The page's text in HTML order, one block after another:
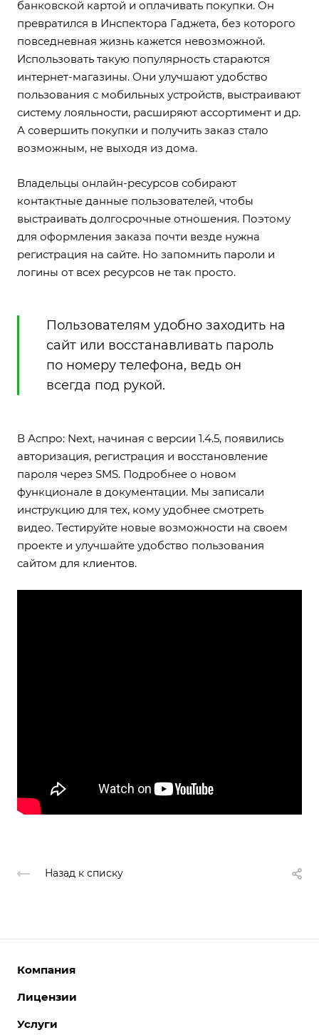
банковской картой и оплачивать покупки. Он
превратился в Инспектора Гаджета, без которого
повседневная жизнь кажется невозможной.
Использовать такую популярность стараются
интернет-магазины. Они улучшают удобство
пользования с мобильных устройств, выстраивают
систему лояльности, расширяют ассортимент и др.
А совершить покупки и получить заказ стало
возможным, не выходя из дома.
Владельцы онлайн-ресурсов собирают
контактные данные пользователей, чтобы
выстраивать долгосрочные отношения. Поэтому
для оформления заказа почти везде нужна
регистрация на сайте. Но запомнить пароли и
логины от всех ресурсов не так просто.
Пользователям удобно заходить на
сайт или восстанавливать пароль
по номеру телефона, ведь он
всегда под рукой.
В Аспро: Next, начиная с версии 1.4.5, появились
авторизация, регистрация и восстановление
пароля через SMS. Подробнее о новом
функционале в документации. Мы записали
инструкцию для тех, кому удобнее смотреть
видео. Тестируйте новые возможности на своем
проекте и улучшайте удобство пользования
сайтом для клиентов.
Назад к списку
Компания
О компании
Лицензии
Интернет-магазины
Услуги